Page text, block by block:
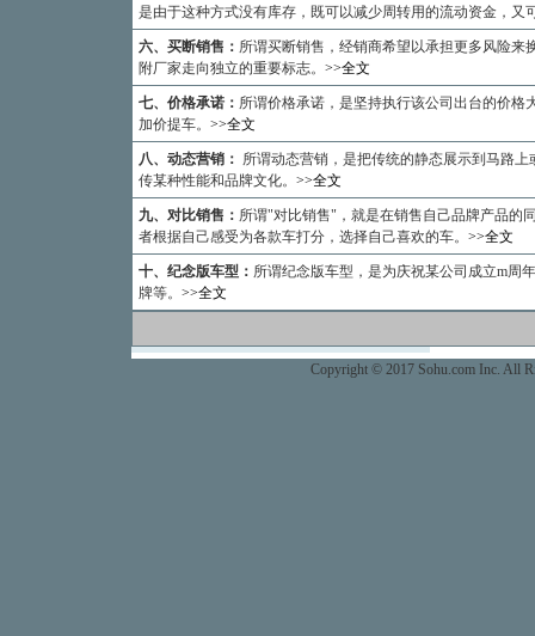
是由于这种方式没有库存，既可以减少周转用的流动资金，又
六、买断销售： 所谓买断销售，经销商希望以承担更多风险
附厂家走向独立的重要标志。 >>全文
七、价格承诺： 所谓价格承诺，是坚持执行该公司出台的价
加价提车。 >>全文
八、动态营销： 所谓动态营销，是把传统的静态展示到马路
传某种性能和品牌文化。 >>全文
九、对比销售： 所谓"对比销售"，就是在销售自己品牌产品的
者根据自己感受为各款车打分，选择自己喜欢的车。 >>全文
十、纪念版车型： 所谓纪念版车型，是为庆祝某公司成立m周
牌等。 >>全文
Copyright © 2017 Sohu.com Inc. All